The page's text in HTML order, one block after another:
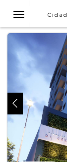
Navegação